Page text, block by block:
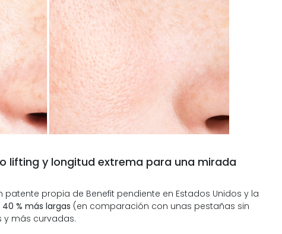
lifting y longitud extrema para una mirada
propia de Benefit pendiente en Estados Unidos y la
% más largas (en comparación con unas pestañas sin
y más curvadas.
Nike
Labeau Organic continúa
apostando por la cosmética
del bienestar